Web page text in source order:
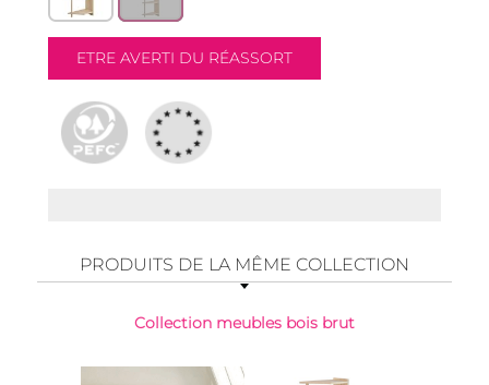
PRODUITS DE LA MÊME COLLECTION
Collection meubles bois brut